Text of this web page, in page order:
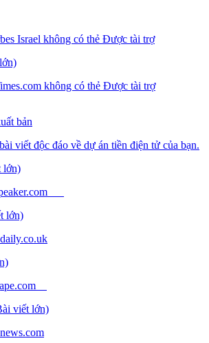
Israel không có thẻ Được tài trợ
không có thẻ Được tài trợ
bản
viết độc đáo về dự án tiền điện tử của bạn.
lớn)
lớn)
viết lớn)